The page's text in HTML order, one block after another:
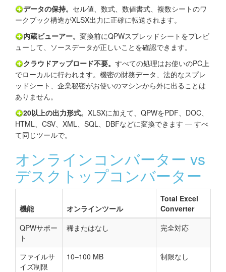
データの保持。 セル値、数式、数値書式、複数シートのワ
ークブック構造がXLSX出力に正確に転送されます。
内蔵ビューアー。 変換前にQPWスプレッドシートをプレビ
ューして、ソースデータが正しいことを確認できます。
クラウドアップロード不要。 すべての処理はお使いのPC上
でローカルに行われます。機密の財務データ、法的なスプレ
ッドシート、企業秘密がお使いのマシンから外に出ることは
ありません。
20以上の出力形式。 XLSXに加えて、QPWをPDF、DOC、
HTML、CSV、XML、SQL、DBFなどに変換できます — すべ
て同じツールで。
オンラインコンバーター vs
デスクトップコンバーター
機能 オンラインツール
Total Excel
Converter
QPWサポー
ト
稀またはなし 完全対応
ファイルサ
イズ制限
10–100 MB 制限なし